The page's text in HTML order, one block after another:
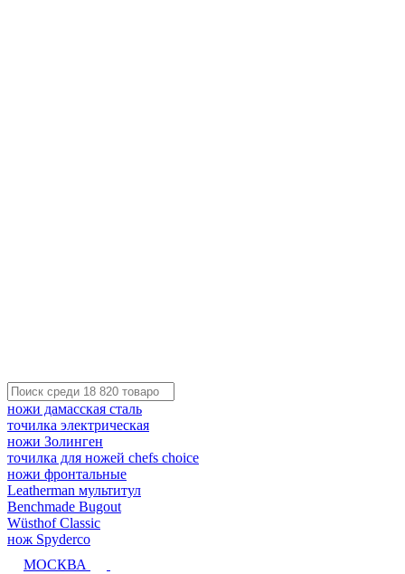
ножи дамасская сталь
точилка электрическая
ножи Золинген
точилка для ножей chefs choice
ножи фронтальные
Leatherman мультитул
Benchmade Bugout
Wüsthof Classic
нож Spyderco
МОСКВА